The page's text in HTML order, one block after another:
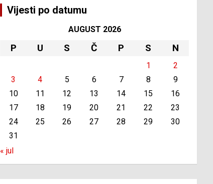
Vijesti po datumu
AUGUST 2026
P U S Č P S N
1
2
3
4 5 6 7 8
9
10
11 12 13 14 15
16
17
18 19 20 21 22
23
24
25 26 27 28 29
30
31
« jul